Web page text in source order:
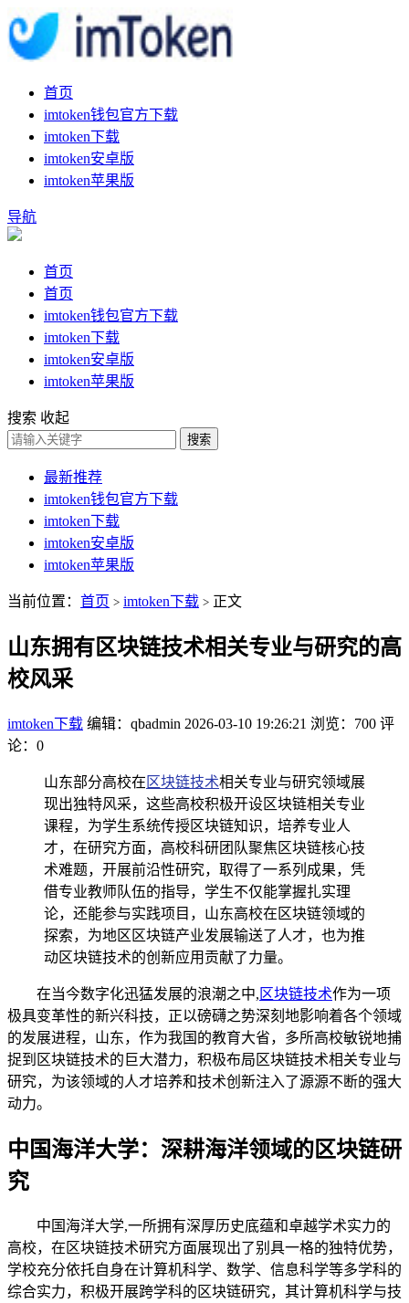
首页
imtoken钱包官方下载
imtoken下载
imtoken安卓版
imtoken苹果版
导航
首页
首页
imtoken钱包官方下载
imtoken下载
imtoken安卓版
imtoken苹果版
搜索 收起
搜索
最新推荐
imtoken钱包官方下载
imtoken下载
imtoken安卓版
imtoken苹果版
当前位置： 首页 > imtoken下载 > 正文
山东拥有区块链技术相关专业与研究的高
校风采
imtoken下载 编辑：qbadmin 2026-03-10 19:26:21 浏览：700 评
论：0
山东部分高校在 区块链技术相关专业与研究领域展
现出独特风采，这些高校积极开设区块链相关专业
课程，为学生系统传授区块链知识，培养专业人
才，在研究方面，高校科研团队聚焦区块链核心技
术难题，开展前沿性研究，取得了一系列成果，凭
借专业教师队伍的指导，学生不仅能掌握扎实理
论，还能参与实践项目，山东高校在区块链领域的
探索，为地区区块链产业发展输送了人才，也为推
动区块链技术的创新应用贡献了力量。
在当今数字化迅猛发展的浪潮之中, 区块链技术作为一项
极具变革性的新兴科技，正以磅礴之势深刻地影响着各个领域
的发展进程，山东，作为我国的教育大省，多所高校敏锐地捕
捉到区块链技术的巨大潜力，积极布局区块链技术相关专业与
研究，为该领域的人才培养和技术创新注入了源源不断的强大
动力。
中国海洋大学：深耕海洋领域的区块链研
究
中国海洋大学,一所拥有深厚历史底蕴和卓越学术实力的
高校，在区块链技术研究方面展现出了别具一格的独特优势，
学校充分依托自身在计算机科学、数学、信息科学等多学科的
综合实力，积极开展跨学科的区块链研究，其计算机科学与技